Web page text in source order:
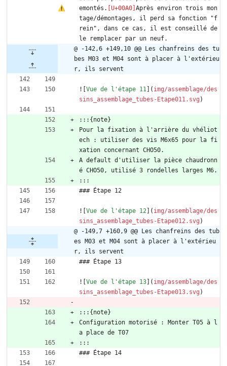
emontés.
Après environ trois mon
tage/démontages, il perd sa fonction "f
rein", dans ce cas, il est conseillé de
le remplacer par un neuf.
@ -142,6 +149,10 @@ Les chanfreins des tu
bes M03 et M04 sont à placer à l'extérieu
r, ils servent
![ Vue de l'étape 11 ]( img/assemblage/des
sins_assemblage_tubes-Etape011.svg )
:::{note}
Pour la fixation à l'arrière du vhéliot
ech : utiliser des vis M6x65 pour la fi
xation concernant CHO50.
A default d'utiliser la pièce chaudronn
é CHO50, utilisé 3 rondelles larges M6.
:::
### Étape 12
![ Vue de l'étape 12 ]( img/assemblage/des
sins_assemblage_tubes-Etape012.svg )
@ -149,7 +160,9 @@ Les chanfreins des tub
es M03 et M04 sont à placer à l'extérieu
r, ils servent
### Étape 13
![ Vue de l'étape 13 ]( img/assemblage/des
sins_assemblage_tubes-Etape013.svg )
:::{note}
Configuration motorisé : Monter T05 à l
a place de T07
:::
### Étape 14